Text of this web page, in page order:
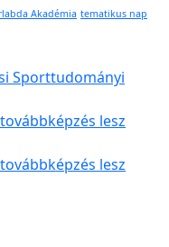
Akadémia tematikus nap
Sporttudományi
lesz
lesz